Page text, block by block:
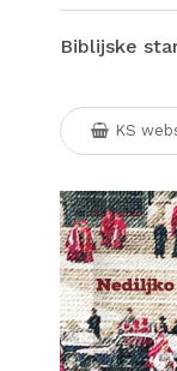
Biblijske
KS